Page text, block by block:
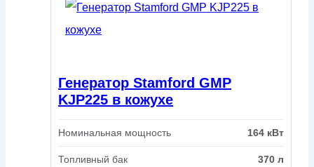
Генератор Stamford GMP
KJP225 в кожухе
Номинальная мощность 164 кВт
Топливный бак 370 л